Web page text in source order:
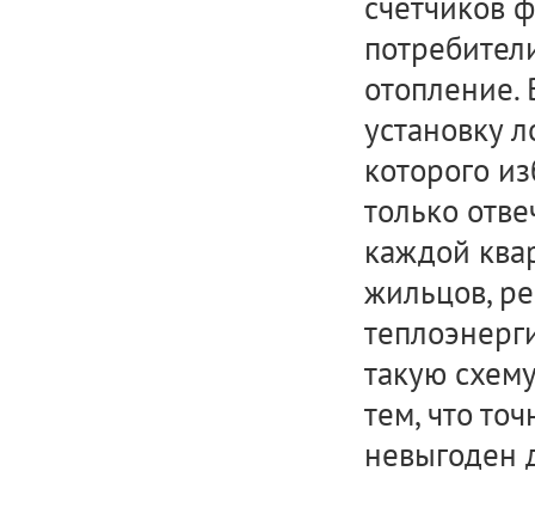
установку
которого
только
каждой
жильцов,
такую
тем, что
невыгоден